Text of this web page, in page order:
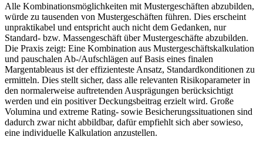
Alle Kombinationsmöglichkeiten mit Mustergeschäften abzubilden,
würde zu tausenden von Mustergeschäften führen. Dies erscheint
unpraktikabel und entspricht auch nicht dem Gedanken, nur
Standard- bzw. Massengeschäft über Mustergeschäfte abzubilden.
Die Praxis zeigt: Eine Kombination aus Mustergeschäftskalkulation
und pauschalen Ab-/Aufschlägen auf Basis eines finalen
Margentableaus ist der effizienteste Ansatz, Standardkonditionen zu
ermitteln. Dies stellt sicher, dass alle relevanten Risikoparameter in
den normalerweise auftretenden Ausprägungen berücksichtigt
werden und ein positiver Deckungsbeitrag erzielt wird. Große
Volumina und extreme Rating- sowie Besicherungssituationen sind
dadurch zwar nicht abbildbar, dafür empfiehlt sich aber sowieso,
eine individuelle Kalkulation anzustellen.